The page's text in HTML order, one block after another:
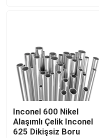
Fabrika turu
Kalite kontrol
Bize Ulaşın
Inconel 600 Nikel
Alaşımlı Çelik Inconel
625 Dikişsiz Boru